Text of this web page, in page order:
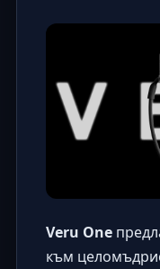
Veru One
към